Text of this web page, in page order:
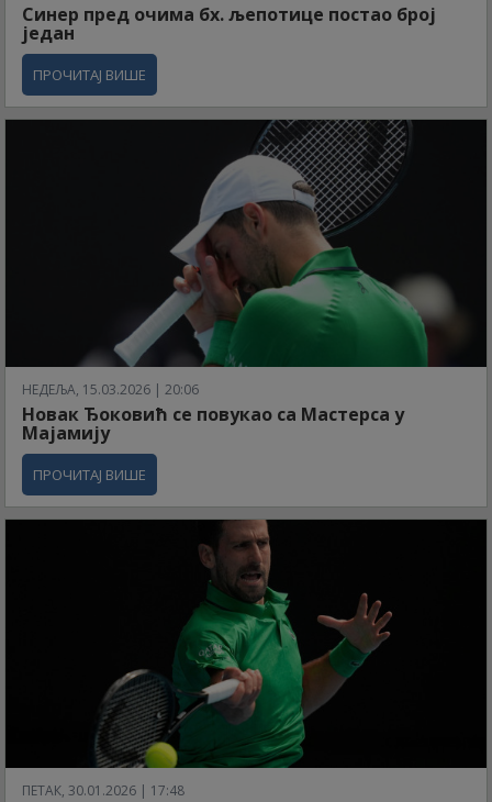
Синер пред очима бх. љепотице постао број
један
ПРОЧИТАЈ ВИШЕ
НЕДЕЉА, 15.03.2026 | 20:06
Новак Ђоковић се повукао са Мастерса у
Мајамију
ПРОЧИТАЈ ВИШЕ
ПЕТАК, 30.01.2026 | 17:48